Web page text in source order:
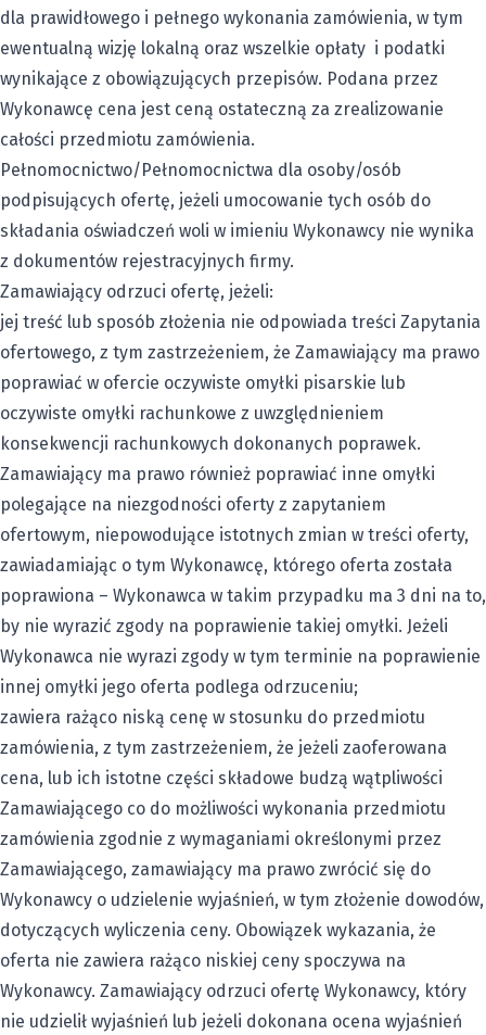
dla prawidłowego i pełnego wykonania zamówienia, w tym
ewentualną wizję lokalną oraz wszelkie opłaty i podatki
wynikające z obowiązujących przepisów. Podana przez
Wykonawcę cena jest ceną ostateczną za zrealizowanie
całości przedmiotu zamówienia.
Pełnomocnictwo/Pełnomocnictwa dla osoby/osób
podpisujących ofertę, jeżeli umocowanie tych osób do
składania oświadczeń woli w imieniu Wykonawcy nie wynika
z dokumentów rejestracyjnych firmy.
Zamawiający odrzuci ofertę, jeżeli:
jej treść lub sposób złożenia nie odpowiada treści Zapytania
ofertowego, z tym zastrzeżeniem, że Zamawiający ma prawo
poprawiać w ofercie oczywiste omyłki pisarskie lub
oczywiste omyłki rachunkowe z uwzględnieniem
konsekwencji rachunkowych dokonanych poprawek.
Zamawiający ma prawo również poprawiać inne omyłki
polegające na niezgodności oferty z zapytaniem
ofertowym, niepowodujące istotnych zmian w treści oferty,
zawiadamiając o tym Wykonawcę, którego oferta została
poprawiona – Wykonawca w takim przypadku ma 3 dni na to,
by nie wyrazić zgody na poprawienie takiej omyłki. Jeżeli
Wykonawca nie wyrazi zgody w tym terminie na poprawienie
innej omyłki jego oferta podlega odrzuceniu;
zawiera rażąco niską cenę w stosunku do przedmiotu
zamówienia, z tym zastrzeżeniem, że jeżeli zaoferowana
cena, lub ich istotne części składowe budzą wątpliwości
Zamawiającego co do możliwości wykonania przedmiotu
zamówienia zgodnie z wymaganiami określonymi przez
Zamawiającego, zamawiający ma prawo zwrócić się do
Wykonawcy o udzielenie wyjaśnień, w tym złożenie dowodów,
dotyczących wyliczenia ceny. Obowiązek wykazania, że
oferta nie zawiera rażąco niskiej ceny spoczywa na
Wykonawcy. Zamawiający odrzuci ofertę Wykonawcy, który
nie udzielił wyjaśnień lub jeżeli dokonana ocena wyjaśnień